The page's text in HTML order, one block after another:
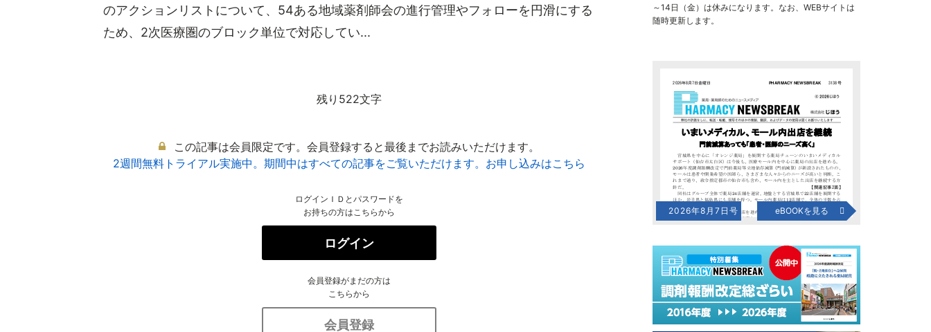
のアクションリストについて、54ある地域薬剤師会の進行管理やフォローを円滑にする
ため、2次医療圏のブロック単位で対応してい...
残り522文字
この記事は会員限定です。会員登録すると最後までお読みいただけます。
2週間無料トライアル実施中。期間中はすべての記事をご覧いただけます。お申し込みはこちら
ログインＩＤとパスワードを
お持ちの方はこちらから
ログイン
会員登録がまだの方は
こちらから
会員登録
～14日（金）は休みになります。なお、WEBサイトは
随時更新します。
2026年8月7日号 eBOOKを見る